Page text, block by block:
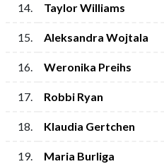
14. Taylor Williams
15. Aleksandra Wojtala
16. Weronika Preihs
17. Robbi Ryan
18. Klaudia Gertchen
19. Maria Burliga
14. Taylor Williams
15. Aleksandra Wojtala
16. Weronika Preihs
17. Robbi Ryan
18. Klaudia Gertchen
19. Maria Burliga